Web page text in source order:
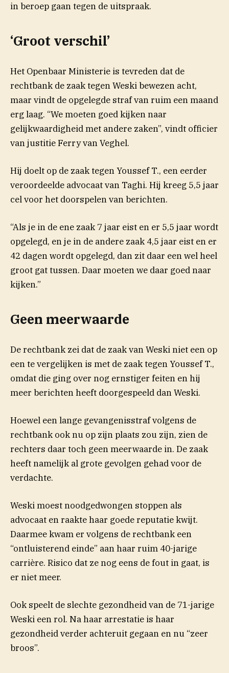
in beroep gaan tegen de uitspraak.
‘Groot verschil’
Het Openbaar Ministerie is tevreden dat de
rechtbank de zaak tegen Weski bewezen acht,
maar vindt de opgelegde straf van ruim een maand
erg laag. “We moeten goed kijken naar
gelijkwaardigheid met andere zaken”, vindt officier
van justitie Ferry van Veghel.
Hij doelt op de zaak tegen Youssef T., een eerder
veroordeelde advocaat van Taghi. Hij kreeg 5,5 jaar
cel voor het doorspelen van berichten.
“Als je in de ene zaak 7 jaar eist en er 5,5 jaar wordt
opgelegd, en je in de andere zaak 4,5 jaar eist en er
42 dagen wordt opgelegd, dan zit daar een wel heel
groot gat tussen. Daar moeten we daar goed naar
kijken.”
Geen meerwaarde
De rechtbank zei dat de zaak van Weski niet een op
een te vergelijken is met de zaak tegen Youssef T.,
omdat die ging over nog ernstiger feiten en hij
meer berichten heeft doorgespeeld dan Weski.
Hoewel een lange gevangenisstraf volgens de
rechtbank ook nu op zijn plaats zou zijn, zien de
rechters daar toch geen meerwaarde in. De zaak
heeft namelijk al grote gevolgen gehad voor de
verdachte.
Weski moest noodgedwongen stoppen als
advocaat en raakte haar goede reputatie kwijt.
Daarmee kwam er volgens de rechtbank een
“ontluisterend einde” aan haar ruim 40-jarige
carrière. Risico dat ze nog eens de fout in gaat, is
er niet meer.
Ook speelt de slechte gezondheid van de 71-jarige
Weski een rol. Na haar arrestatie is haar
gezondheid verder achteruit gegaan en nu “zeer
broos”.